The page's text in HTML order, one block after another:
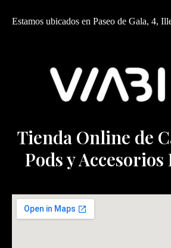
Estamos ubicados en Paseo de Gala, 4,
Tienda Online de
Pods y